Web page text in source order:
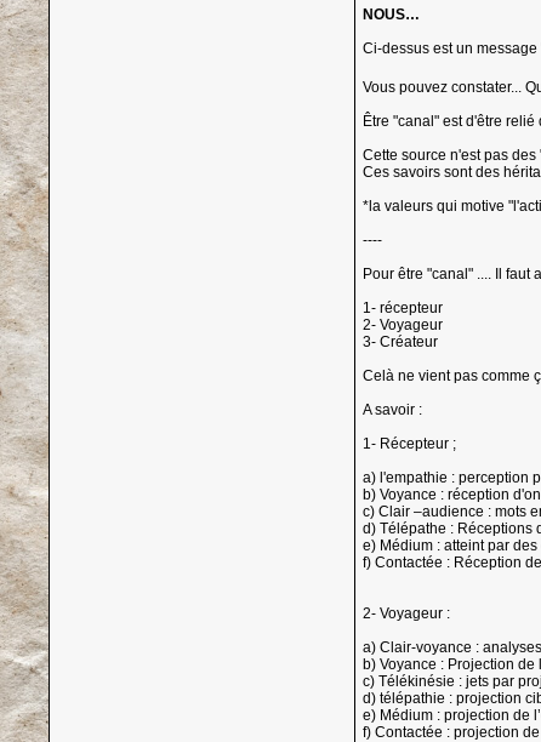
NOUS…
Ci-dessus est un message
Vous pouvez constater...
Être "canal" est d'être
Cette source n'est pas
Ces savoirs sont des
*la valeurs qui motive
----
Pour être "canal" .... Il
1- récepteur
2- Voyageur
3- Créateur
Celà ne vient pas comme
A savoir :
1- Récepteur ;
a) l'empathie : perception
b) Voyance : réception
c) Clair –audience : mots
d) Télépathe : Réceptions
e) Médium : atteint par
f) Contactée : Réception
2- Voyageur :
a) Clair-voyance :
b) Voyance : Projection
c) Télékinésie : jets par
d) télépathie : projection
e) Médium : projection de
f) Contactée : projection